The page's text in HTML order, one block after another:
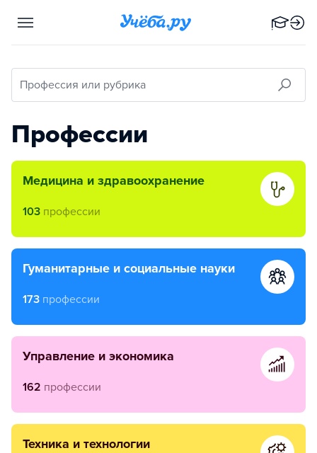
Профессия или рубрика
Профессии
медицина и здравоохранение
103 профессии
гуманитарные и социальные науки
173 профессии
управление и экономика
162 профессии
техника и технологии